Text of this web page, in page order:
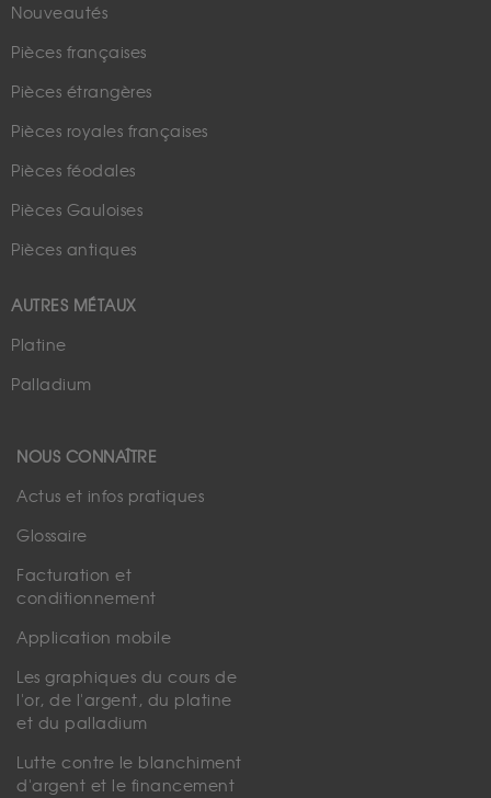
Nouveautés
Pièces françaises
Pièces étrangères
Pièces royales françaises
Pièces féodales
Pièces Gauloises
Pièces antiques
AUTRES MÉTAUX
Platine
Palladium
NOUS CONNAÎTRE
Actus et infos pratiques
Glossaire
Facturation et
conditionnement
Application mobile
Les graphiques du cours de
l'or, de l'argent, du platine
et du palladium
Lutte contre le blanchiment
d'argent et le financement